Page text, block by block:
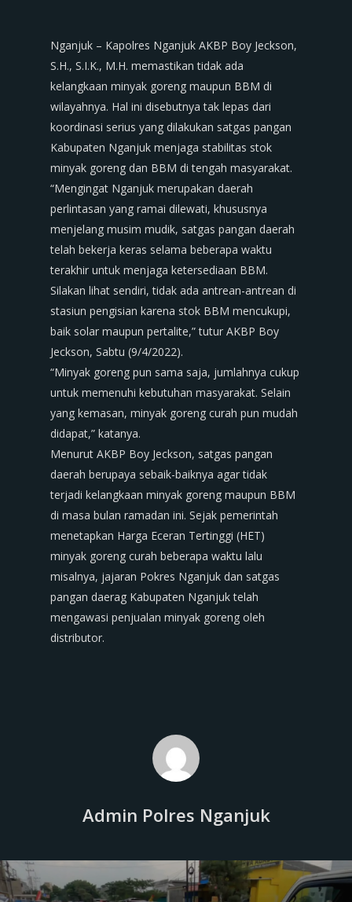
Nganjuk – Kapolres Nganjuk AKBP Boy Jeckson,
S.H., S.I.K., M.H. memastikan tidak ada
kelangkaan minyak goreng maupun BBM di
wilayahnya. Hal ini disebutnya tak lepas dari
koordinasi serius yang dilakukan satgas pangan
Kabupaten Nganjuk menjaga stabilitas stok
minyak goreng dan BBM di tengah masyarakat.
“Mengingat Nganjuk merupakan daerah
perlintasan yang ramai dilewati, khususnya
menjelang musim mudik, satgas pangan daerah
telah bekerja keras selama beberapa waktu
terakhir untuk menjaga ketersediaan BBM.
Silakan lihat sendiri, tidak ada antrean-antrean di
stasiun pengisian karena stok BBM mencukupi,
baik solar maupun pertalite,” tutur AKBP Boy
Jeckson, Sabtu (9/4/2022).
“Minyak goreng pun sama saja, jumlahnya cukup
untuk memenuhi kebutuhan masyarakat. Selain
yang kemasan, minyak goreng curah pun mudah
didapat,” katanya.
Menurut AKBP Boy Jeckson, satgas pangan
daerah berupaya sebaik-baiknya agar tidak
terjadi kelangkaan minyak goreng maupun BBM
di masa bulan ramadan ini. Sejak pemerintah
menetapkan Harga Eceran Tertinggi (HET)
minyak goreng curah beberapa waktu lalu
misalnya, jajaran Pokres Nganjuk dan satgas
pangan daerag Kabupaten Nganjuk telah
mengawasi penjualan minyak goreng oleh
distributor.
Admin Polres Nganjuk